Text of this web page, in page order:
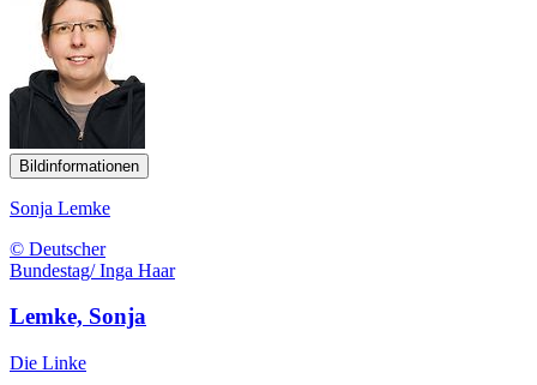
Bildinformationen
Sonja Lemke
© Deutscher
Bundestag/ Inga Haar
Lemke, Sonja
Die Linke